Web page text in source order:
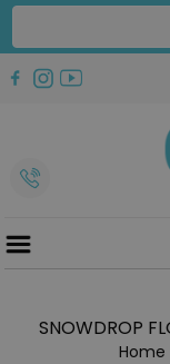
SNOWDROP
Home